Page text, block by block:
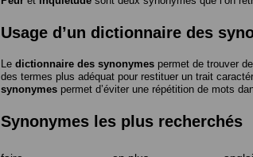
Usage d’un dictionnaire des
Le dictionnaire des synonymes permet de trouver
des termes plus adéquat pour restituer un trait
synonymes permet d’éviter une répétition de mots
Synonymes les plus recherchés